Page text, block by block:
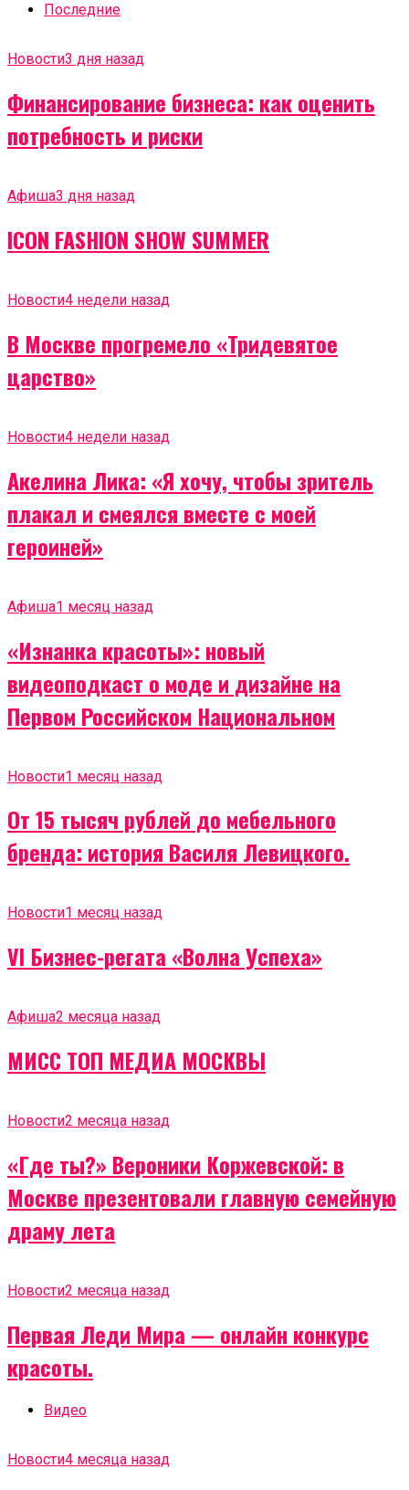
Последние
Новости3 дня назад
Финансирование бизнеса: как оценить
потребность и риски
Афиша3 дня назад
ICON FASHION SHOW SUMMER
Новости4 недели назад
В Москве прогремело «Тридевятое
царство»
Новости4 недели назад
Акелина Лика: «Я хочу, чтобы зритель
плакал и смеялся вместе с моей
героиней»
Афиша1 месяц назад
«Изнанка красоты»: новый
видеоподкаст о моде и дизайне на
Первом Российском Национальном
Новости1 месяц назад
От 15 тысяч рублей до мебельного
бренда: история Василя Левицкого.
Новости1 месяц назад
VI Бизнес-регата «Волна Успеха»
Афиша2 месяца назад
МИСС ТОП МЕДИА МОСКВЫ
Новости2 месяца назад
«Где ты?» Вероники Коржевской: в
Москве презентовали главную семейную
драму лета
Новости2 месяца назад
Первая Леди Мира — онлайн конкурс
красоты.
Видео
Новости4 месяца назад